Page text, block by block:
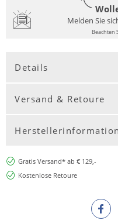
Melden Sie
Beachten
Details
Versand & Retoure
Gratis Versand* ab € 129,-
Kostenlose Retoure